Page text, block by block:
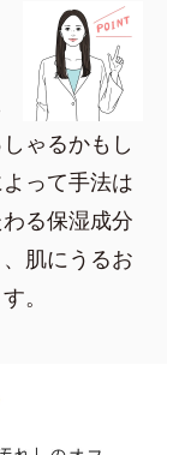
ゃるかもし
って手法は
る保湿成分
肌にうるお
。